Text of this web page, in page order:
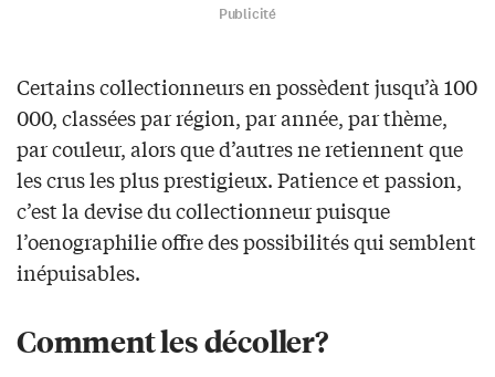
Publicité
Certains collectionneurs en possèdent jusqu’à 100
000, classées par région, par année, par thème,
par couleur, alors que d’autres ne retiennent que
les crus les plus prestigieux. Patience et passion,
c’est la devise du collectionneur puisque
l’oenographilie offre des possibilités qui semblent
inépuisables.
Comment les décoller?